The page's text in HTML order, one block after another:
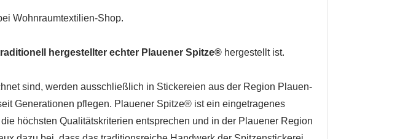
Wohnraumtextilien-Shop.
hergestellter echter Plauener Spitze® hergestellt ist.
sind, werden ausschließlich in Stickereien aus der Region Plauen-
Generationen pflegen. Plauener Spitze® ist ein eingetragenes
höchsten Qualitätskriterien entsprechen und in der Plauener Region